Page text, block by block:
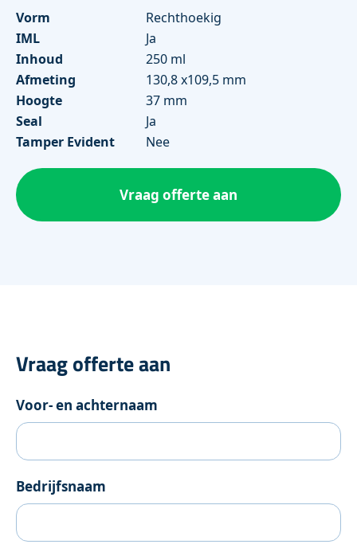
Vorm
Rechthoekig
IML
Ja
Inhoud
250 ml
Afmeting
130,8 x109,5 mm
Hoogte
37 mm
Seal
Ja
Tamper Evident
Nee
Vraag offerte aan
Vraag offerte aan
Voor- en achternaam
Bedrijfsnaam